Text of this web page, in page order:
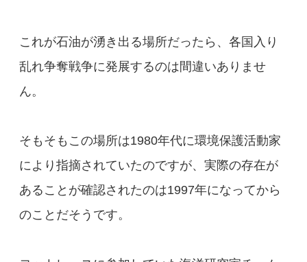
これが石油が湧き出る場所だったら、各国入り
乱れ争奪戦争に発展するのは間違いありませ
ん。
そもそもこの場所は1980年代に環境保護活動家
により指摘されていたのですが、実際の存在が
あることが確認されたのは1997年になってから
のことだそうです。